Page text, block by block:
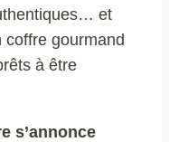
et
gourmand
à être
s’annonce